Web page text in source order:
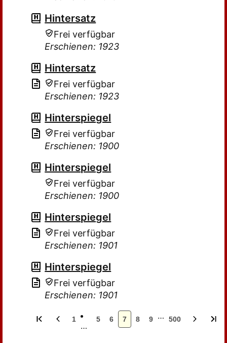
Hintersatz
Frei verfügbar
Erschienen: 1923
Hintersatz
Frei verfügbar
Erschienen: 1923
Hinterspiegel
Frei verfügbar
Erschienen: 1900
Hinterspiegel
Frei verfügbar
Erschienen: 1900
Hinterspiegel
Frei verfügbar
Erschienen: 1901
Hinterspiegel
Frei verfügbar
Erschienen: 1901
1
…
5 6 7 8 9 … 500